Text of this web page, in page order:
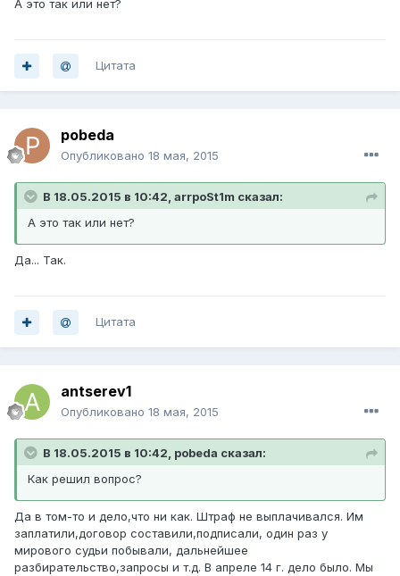
А это так или нет?
Цитата
pobeda
Опубликовано 18 мая, 2015
В 18.05.2015 в 10:42, arrpoSt1m сказал:
А это так или нет?
Да... Так.
Цитата
antserev1
Опубликовано 18 мая, 2015
В 18.05.2015 в 10:42, pobeda сказал:
Как решил вопрос?
Да в том-то и дело,что ни как. Штраф не выплачивался. Им
заплатили,договор составили,подписали, один раз у
мирового судьи побывали, дальнейшее
разбирательство,запросы и т.д. В апреле 14 г. дело было. Мы